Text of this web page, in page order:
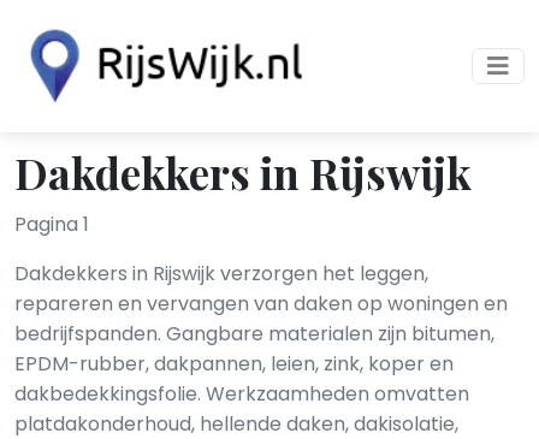
Dakdekkers in Rijswijk
Pagina 1
Dakdekkers in Rijswijk verzorgen het leggen,
repareren en vervangen van daken op woningen en
bedrijfspanden. Gangbare materialen zijn bitumen,
EPDM-rubber, dakpannen, leien, zink, koper en
dakbedekkingsfolie. Werkzaamheden omvatten
platdakonderhoud, hellende daken, dakisolatie,